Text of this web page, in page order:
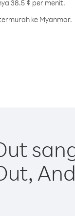
38.5 ¢ per menit.
ke Myanmar.